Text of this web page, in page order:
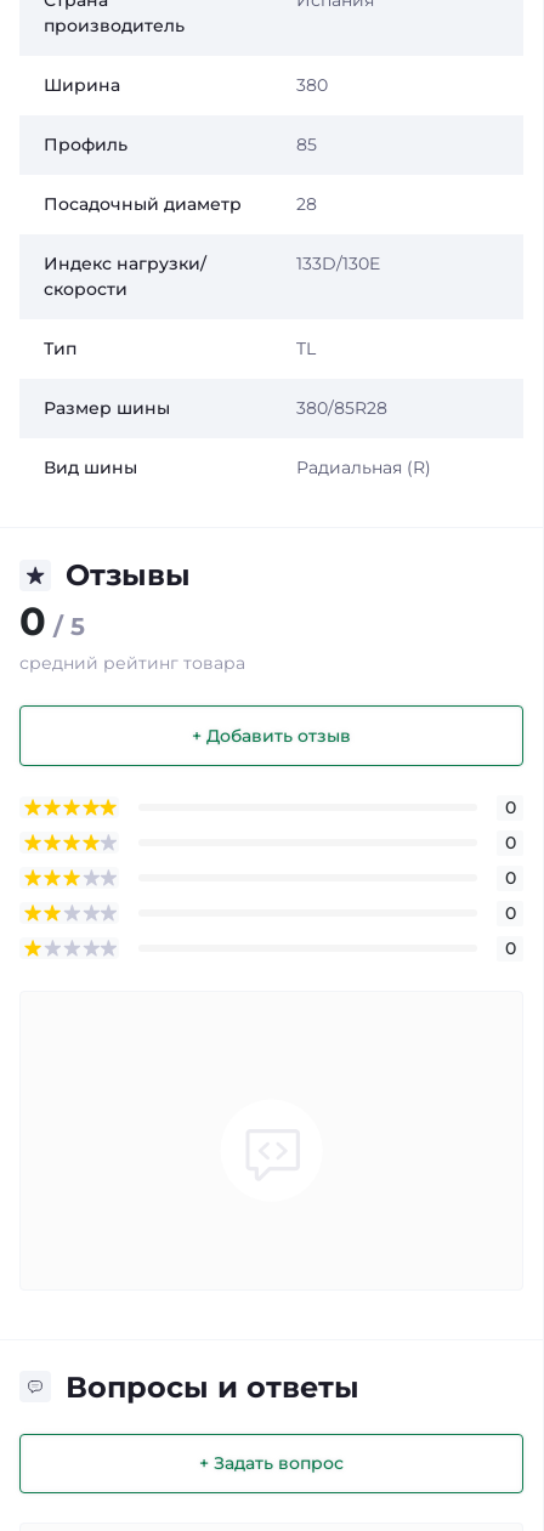
производитель
Ширина 380
Профиль 85
Посадочный диаметр 28
Индекс нагрузки/
скорости
133D/130E
Тип TL
Размер шины 380/85R28
Вид шины Радиальная (R)
Отзывы
0 / 5
средний рейтинг товара
+ Добавить отзыв
0
0
0
0
0
Вопросы и ответы
+ Задать вопрос